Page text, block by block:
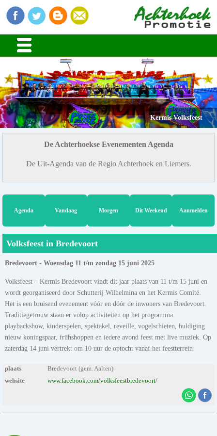
Kermis Volksfeest
De Achterhoekse Evenementen Agenda
De Uit-Agenda van de Regio Achterhoek en Liemers.
Agenda Vandaag Morgen Dit Weekend Aanmelden
Volksfeest in Bredevoort
Bredevoort - Woensdag 11 t/m zondag 15 juni 2025
Volksfeest – Kermis Bredevoort vindt dit jaar plaats van 11 t/m 15 juni en
wordt georganiseerd door Schutterij Wilhelmina en het Kermis Comité.
Het is een bruisend evenement vóór en dóór de inwoners van Bredevoort.
Traditiegetrouw staan er volop activiteiten op het programma:
playbackshow, kinderspelen, spektakel, reveille, vogelschieten, huldiging
nieuw koningspaar, frühshoppen en iedere avond feest met live muziek. Op
zaterdag 14 juni vertrekt om 10 uur de optocht vanaf het feestterrein
plaats
Bredevoort (gem. Aalten)
website
www.facebook.com/volksfeestbredevoort/